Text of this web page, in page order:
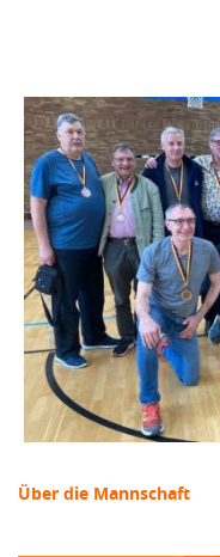
Über die Mannschaft